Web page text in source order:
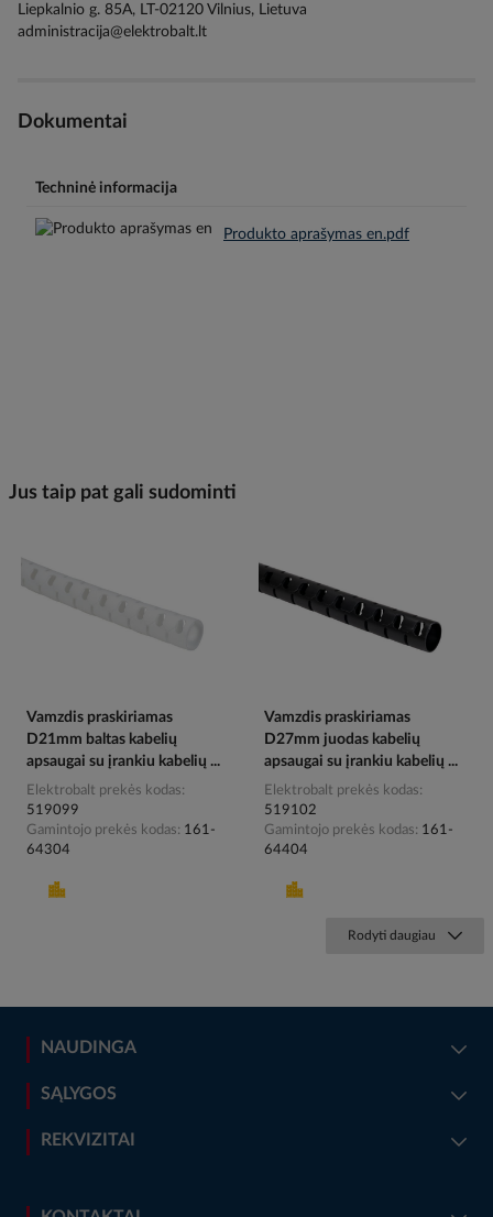
Liepkalnio g. 85A, LT-02120 Vilnius, Lietuva
administracija@elektrobalt.lt
Dokumentai
Techninė informacija
Produkto aprašymas en.pdf
Jus taip pat gali sudominti
Vamzdis praskiriamas
D21mm baltas kabelių
apsaugai su įrankiu kabelių ...
Elektrobalt prekės kodas
519099
Gamintojo prekės kodas
161-
64304
Vamzdis praskiriamas
D27mm juodas kabelių
apsaugai su įrankiu kabelių ...
Elektrobalt prekės kodas
519102
Gamintojo prekės kodas
161-
64404
Rodyti daugiau
NAUDINGA
SĄLYGOS
REKVIZITAI